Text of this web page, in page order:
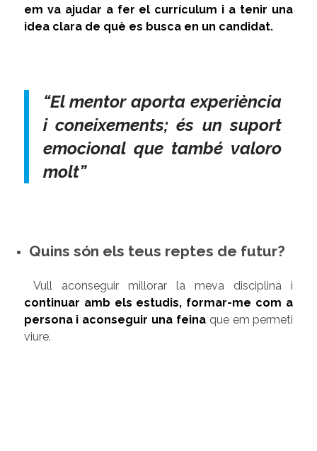
em va ajudar a fer el currículum i a tenir una
idea clara de què es busca en un candidat.
“El mentor aporta experiència
i coneixements; és un suport
emocional que també valoro
molt”
Quins són els teus reptes de futur?
Vull aconseguir millorar la meva disciplina i
continuar amb els estudis, formar-me com a
persona i aconseguir una feinaque em permeti
viure.